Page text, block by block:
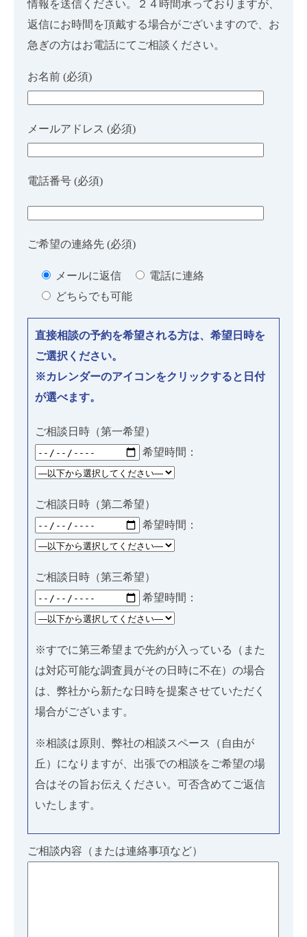
情報を送信ください。２４時間承っておりますが、
返信にお時間を頂戴する場合がございますので、お
急ぎの方はお電話にてご相談ください。
お名前 (必須)
メールアドレス (必須)
電話番号 (必須)
ご希望の連絡先 (必須)
メールに返信
電話に連絡
どちらでも可能
直接相談の予約を希望される方は、希望日時を
ご選択ください。
※カレンダーのアイコンをクリックすると日付
が選べます。
ご相談日時（第一希望）
希望時間：
ご相談日時（第二希望）
希望時間：
ご相談日時（第三希望）
希望時間：
※すでに第三希望まで先約が入っている（また
は対応可能な調査員がその日時に不在）の場合
は、弊社から新たな日時を提案させていただく
場合がございます。
※相談は原則、弊社の相談スペース（自由が
丘）になりますが、出張での相談をご希望の場
合はその旨お伝えください。可否含めてご返信
いたします。
ご相談内容（または連絡事項など）